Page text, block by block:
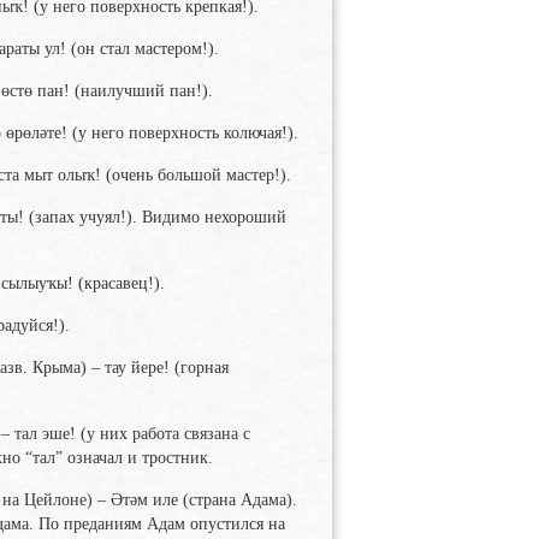
(у него поверхность крепкая!).
ул! (он стал мастером!).
пан! (наилучший пан!).
өрөләте! (у него поверхность колючая!).
мыт олыҡ! (очень большой мастер!).
(запах учуял!). Видимо нехороший
(красавец!).
Крыма) – тау йере! (горная
тал эше! (у них работа связана с
“тал” означал и тростник.
Цейлоне) – Әтәм иле (страна Адама).
По преданиям Адам опустился на